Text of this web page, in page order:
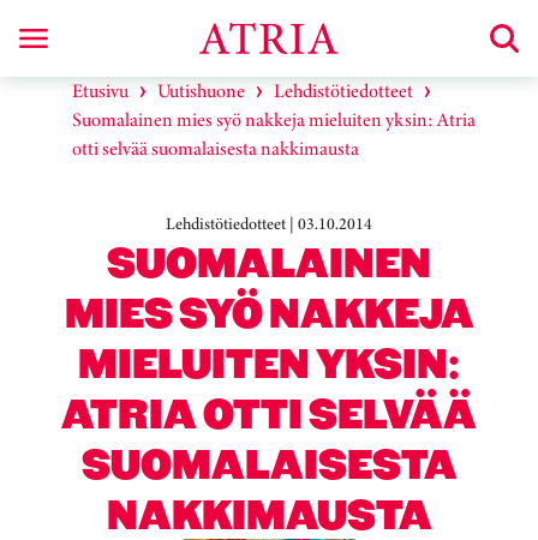
Etusivu Uutishuone
Lehdistötiedotteet
Suomalainen mies syö nakkeja mieluiten yksin: Atria
otti selvää suomalaisesta nakkimausta
Lehdistötiedotteet | 03.10.2014
SUOMALAINEN
MIES SYÖ NAKKEJA
MIELUITEN YKSIN:
ATRIA OTTI SELVÄÄ
SUOMALAISESTA
NAKKIMAUSTA